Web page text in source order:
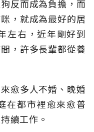
反而成為負擔，而
，就成為最好的居
左右，近年剛好到
，許多長輩都從養
愈多人不婚、晚婚
在都市裡愈來愈普
續工作。